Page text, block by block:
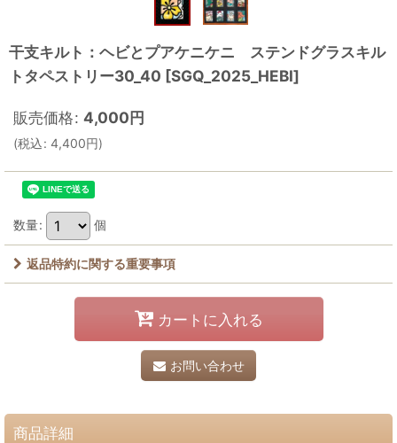
干支キルト：ヘビとプアケニケニ ステンドグラスキル
トタペストリー30_40 [SGQ_2025_HEBI]
販売価格: 4,000円
(税込: 4,400円)
数量: 個
返品特約に関する重要事項
カートに入れる
お問い合わせ
商品詳細